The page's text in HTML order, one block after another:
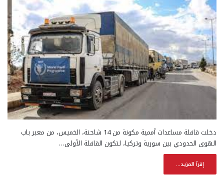
دخلت قافلة مساعدات أممية مكونة من 14 شاحنة، الخميس، من معبر باب
الهوى الحدودي بين سورية وتركيا، لتكون القافلة الأولى…
إقرأ المزيد...